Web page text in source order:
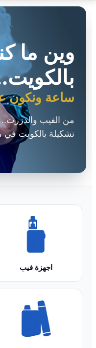
وين ما
ساعة ونكون
من الفيب والدزرت..
تشكيلة بالكويت في
اجهزة فيب